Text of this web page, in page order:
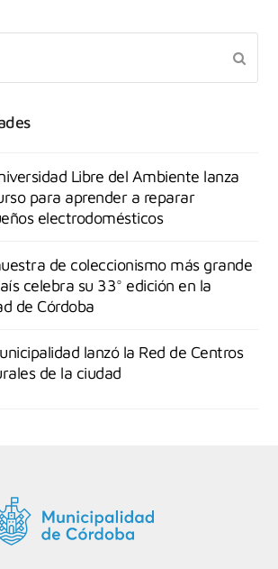
Libre del Ambiente lanza
para aprender a reparar
electrodomésticos
de coleccionismo más grande
celebra su 33° edición en la
de Córdoba
lanzó la Red de Centros
de la ciudad